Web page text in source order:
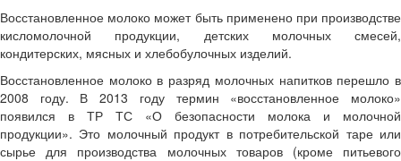
Восстановленное молоко может быть применено при производстве
кисломолочной продукции, детских молочных смесей,
кондитерских, мясных и хлебобулочных изделий.
Восстановленное молоко в разряд молочных напитков перешло в
2008 году. В 2013 году термин «восстановленное молоко»
появился в ТР ТС «О безопасности молока и молочной
продукции». Это молочный продукт в потребительской таре или
сырье для производства молочных товаров (кроме питьевого